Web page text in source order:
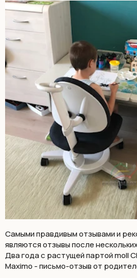
Самыми правдивым отзывами и
являются отзывы после
Два года с растущей партой moll
Maximo - письмо-отзыв от